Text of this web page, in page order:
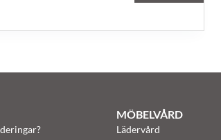
MÖBELVÅRD
Lädervård